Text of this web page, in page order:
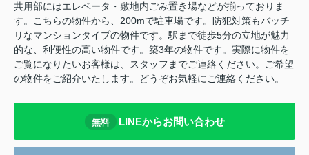
共用部にはエレベータ・敷地内ごみ置き場などが揃っておりま
す。こちらの物件から、200mで駐車場です。防犯対策もバッチ
リなマンションタイプの物件です。駅まで徒歩5分の立地が魅力
的な、利便性の高い物件です。築3年の物件です。実際に物件を
ご覧になりたいお客様は、スタッフまでご連絡ください。ご希望
の物件をご紹介いたします。どうぞお気軽にご連絡ください。
無料 LINEからお問い合わせ